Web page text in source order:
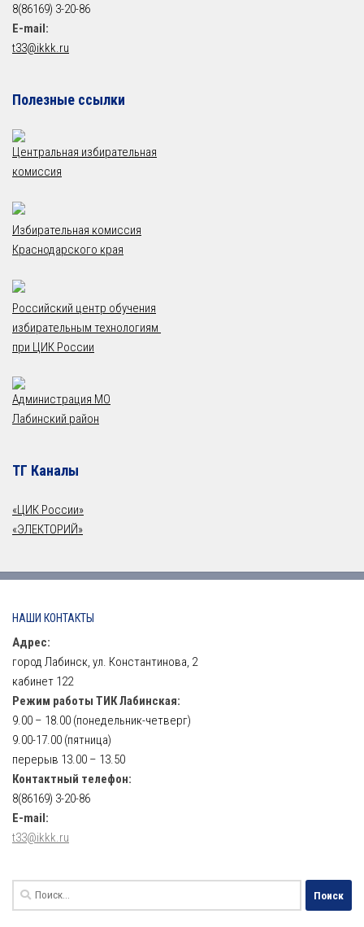
8(86169) 3-20-86
E-mail:
t33@ikkk.ru
Полезные ссылки
Центральная избирательная
комиссия
Избирательная комиссия
Краснодарского края
Российский центр обучения
избирательным технологиям
при ЦИК России
Администрация МО
Лабинский район
ТГ Каналы
«ЦИК России»
«ЭЛЕКТОРИЙ»
НАШИ КОНТАКТЫ
Адрес:
город Лабинск, ул. Константинова, 2
кабинет 122
Режим работы ТИК Лабинская:
9.00 – 18.00 (понедельник-четверг)
9.00-17.00 (пятница)
перерыв 13.00 – 13.50
Контактный телефон:
8(86169) 3-20-86
E-mail:
t33@ikkk.ru
Найти: